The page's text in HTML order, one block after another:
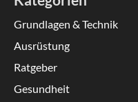
Grundlagen & Technik
Ausrüstung
Ratgeber
Gesundheit